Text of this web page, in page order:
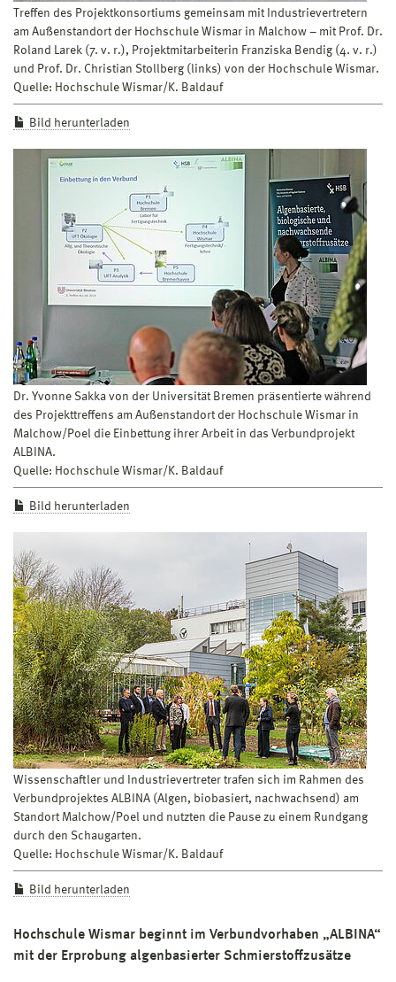
Treffen des Projektkonsortiums gemeinsam mit Industrievertretern
am Außenstandort der Hochschule Wismar in Malchow – mit Prof. Dr.
Roland Larek (7. v. r.), Projektmitarbeiterin Franziska Bendig (4. v. r.)
und Prof. Dr. Christian Stollberg (links) von der Hochschule Wismar.
Quelle: Hochschule Wismar/K. Baldauf
Bild herunterladen
Dr. Yvonne Sakka von der Universität Bremen präsentierte während
des Projekttreffens am Außenstandort der Hochschule Wismar in
Malchow/Poel die Einbettung ihrer Arbeit in das Verbundprojekt
ALBINA.
Quelle: Hochschule Wismar/K. Baldauf
Bild herunterladen
Wissenschaftler und Industrievertreter trafen sich im Rahmen des
Verbundprojektes ALBINA (Algen, biobasiert, nachwachsend) am
Standort Malchow/Poel und nutzten die Pause zu einem Rundgang
durch den Schaugarten.
Quelle: Hochschule Wismar/K. Baldauf
Bild herunterladen
Hochschule Wismar beginnt im Verbundvorhaben „ALBINA“
mit der Erprobung algenbasierter Schmierstoffzusätze